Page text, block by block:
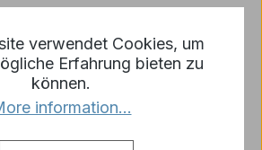
ElmodMehr
verwendet Cookies, um
Erfahrung bieten zu
können.
information...